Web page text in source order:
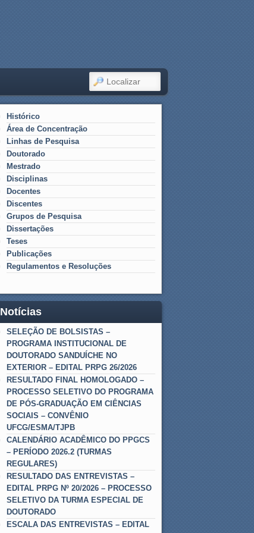
LOCALIZAR
Histórico
Área de Concentração
Linhas de Pesquisa
Doutorado
Mestrado
Disciplinas
Docentes
Discentes
Grupos de Pesquisa
Dissertações
Teses
Publicações
Regulamentos e Resoluções
Notícias
SELEÇÃO DE BOLSISTAS –
PROGRAMA INSTITUCIONAL DE
DOUTORADO SANDUÍCHE NO
EXTERIOR – EDITAL PRPG 26/2026
RESULTADO FINAL HOMOLOGADO –
PROCESSO SELETIVO DO PROGRAMA
DE PÓS-GRADUAÇÃO EM CIÊNCIAS
SOCIAIS – CONVÊNIO
UFCG/ESMA/TJPB
CALENDÁRIO ACADÊMICO DO PPGCS
– PERÍODO 2026.2 (TURMAS
REGULARES)
RESULTADO DAS ENTREVISTAS –
EDITAL PRPG Nº 20/2026 – PROCESSO
SELETIVO DA TURMA ESPECIAL DE
DOUTORADO
ESCALA DAS ENTREVISTAS – EDITAL